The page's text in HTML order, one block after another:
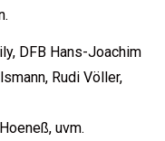
DFB Hans-Joachim
Rudi Völler,
uvm.